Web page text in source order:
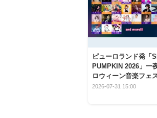
ピューロランド発「
PUMPKIN 2026」一
ロウィーン音楽フェ
定！
2026-07-31 15:00